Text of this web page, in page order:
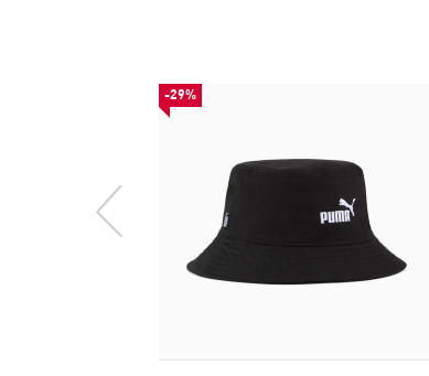
-29%